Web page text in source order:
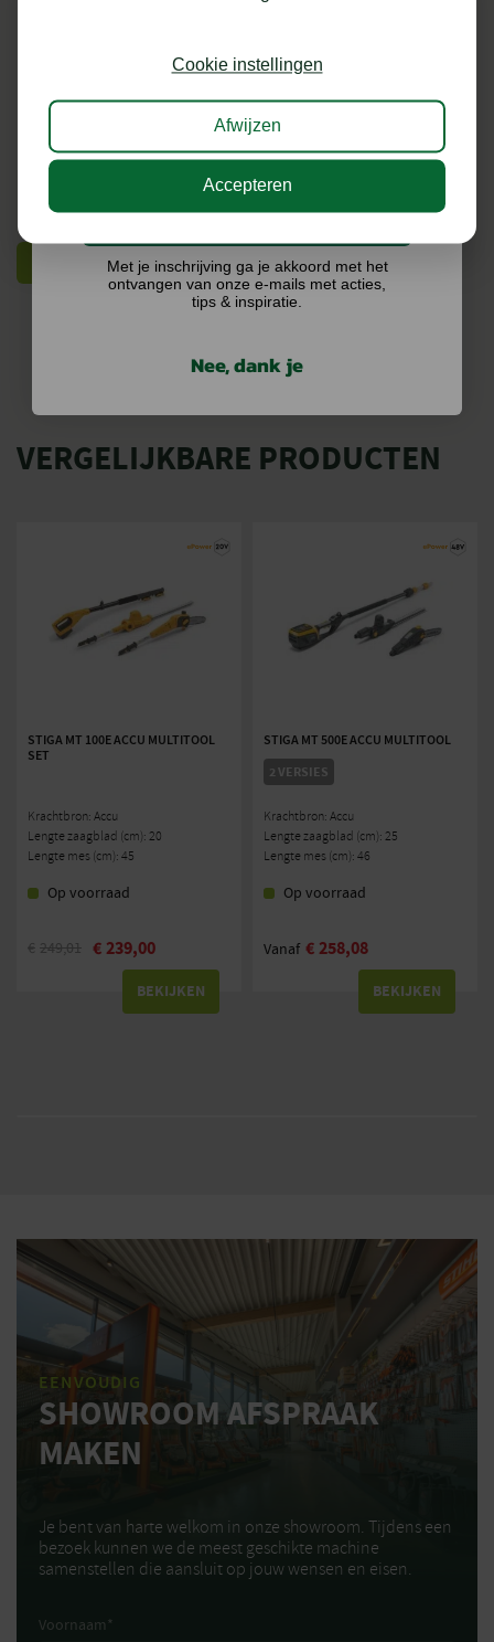
Vanaf
BEKIJKEN
BEKIJK MEER
VERGELIJKBARE PRODUCTEN
STIGA MT 100E ACCU MULTITOOL
SET
Krachtbron: Accu
Lengte zaagblad (cm): 20
Lengte mes (cm): 45
Op voorraad
€ 249,01 €239,00
BEKIJKEN
STIGA MT 500E ACCU MULTITOOL
2 VERSIES
Krachtbron: Accu
Lengte zaagblad (cm): 25
Lengte mes (cm): 46
Op voorraad
Vanaf €258,08
BEKIJKEN
EENVOUDIG
SHOWROOM AFSPRAAK
MAKEN
Je bent van harte welkom in onze showroom. Tijdens een
bezoek kunnen we de meest geschikte machine
samenstellen die aansluit op jouw wensen en eisen.
Voornaam *
Cookie instellingen
Afwijzen
Accepteren
kans op €75,- te besteden op onze webshop.
Ik doe graag mee!
Met je inschrijving ga je akkoord met het
ontvangen van onze e-mails met acties,
tips & inspiratie.
Nee, dank je